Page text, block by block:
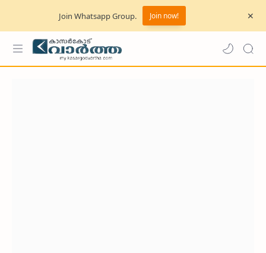
Join Whatsapp Group. Join now!